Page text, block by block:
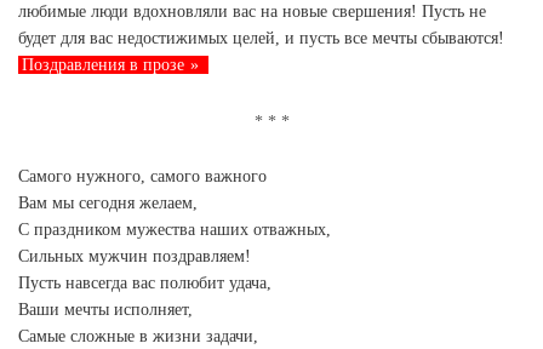
любимые люди вдохновляли вас на новые свершения! Пусть не
будет для вас недостижимых целей, и пусть все мечты сбываются!
Поздравления в прозе
Самого нужного, самого важного
Вам мы сегодня желаем,
С праздником мужества наших отважных,
Сильных мужчин поздравляем!
Пусть навсегда вас полюбит удача,
Ваши мечты исполняет,
Самые сложные в жизни задачи,